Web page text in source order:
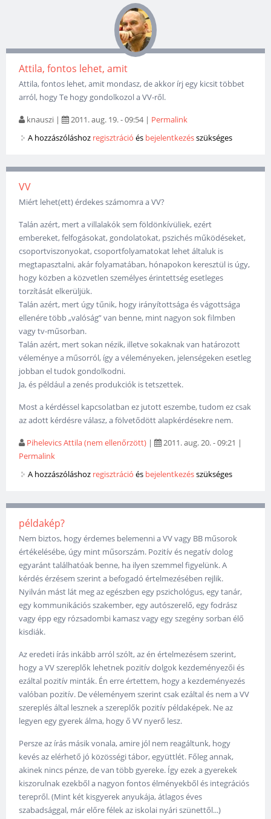
Attila, fontos lehet, amit
Attila, fontos lehet, amit mondasz, de akkor írj egy kicsit többet
arról, hogy Te hogy gondolkozol a VV-ről.
knauszi | 2011. aug. 19. - 09:54| Permalink
A hozzászóláshoz regisztráció és bejelentkezésszükséges
VV
Miért lehet(ett) érdekes számomra a VV?
Talán azért, mert a villalakók sem földönkívüliek, ezért
embereket, felfogásokat, gondolatokat, pszichés működéseket,
csoportviszonyokat, csoportfolyamatokat lehet általuk is
megtapasztalni, akár folyamatában, hónapokon keresztül is úgy,
hogy közben a közvetlen személyes érintettség esetleges
torzítását elkerüljük.
Talán azért, mert úgy tűnik, hogy irányítottsága és vágottsága
ellenére több „valóság” van benne, mint nagyon sok filmben
vagy tv-műsorban.
Talán azért, mert sokan nézik, illetve sokaknak van határozott
véleménye a műsorról, így a véleményeken, jelenségeken esetleg
jobban el tudok gondolkodni.
Ja, és például a zenés produkciók is tetszettek.
Most a kérdéssel kapcsolatban ez jutott eszembe, tudom ez csak
az adott kérdésre válasz, a fölvetődött alapkérdésekre nem.
Pihelevics Attila (nem ellenőrzött) | 2011. aug. 20. - 09:21 |
Permalink
A hozzászóláshoz regisztráció és bejelentkezésszükséges
példakép?
Nem biztos, hogy érdemes belemenni a VV vagy BB műsorok
értékelésébe, úgy mint műsorszám. Pozitív és negatív dolog
egyaránt találhatóak benne, ha ilyen szemmel figyelünk. A
kérdés érzésem szerint a befogadó értelmezésében rejlik.
Nyilván mást lát meg az egészben egy pszichológus, egy tanár,
egy kommunikációs szakember, egy autószerelő, egy fodrász
vagy épp egy rózsadombi kamasz vagy egy szegény sorban élő
kisdiák.
Az eredeti írás inkább arról szólt, az én értelmezésem szerint,
hogy a VV szereplők lehetnek pozitív dolgok kezdeményezői és
ezáltal pozitív minták. Én erre értettem, hogy a kezdeményezés
valóban pozitív. De véleményem szerint csak ezáltal és nem a VV
szereplés által lesznek a szereplők pozitív példaképek. Ne az
legyen egy gyerek álma, hogy ő VV nyerő lesz.
Persze az írás másik vonala, amire jól nem reagáltunk, hogy
kevés az elérhető jó közösségi tábor, együttlét. Főleg annak,
akinek nincs pénze, de van több gyereke. Így ezek a gyerekek
kiszorulnak ezekből a nagyon fontos élményekből és integrációs
terepről. (Mint két kisgyerek anyukája, átlagos éves
szabadsággal, már előre félek az iskolai nyári szünettől...)